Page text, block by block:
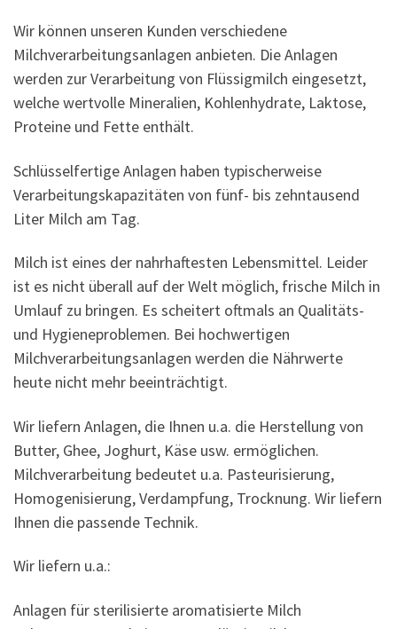
Wir können unseren Kunden verschiedene
Milchverarbeitungsanlagen anbieten. Die Anlagen
werden zur Verarbeitung von Flüssigmilch eingesetzt,
welche wertvolle Mineralien, Kohlenhydrate, Laktose,
Proteine und Fette enthält.
Schlüsselfertige Anlagen haben typischerweise
Verarbeitungskapazitäten von fünf- bis zehntausend
Liter Milch am Tag.
Milch ist eines der nahrhaftesten Lebensmittel. Leider
ist es nicht überall auf der Welt möglich, frische Milch in
Umlauf zu bringen. Es scheitert oftmals an Qualitäts-
und Hygieneproblemen. Bei hochwertigen
Milchverarbeitungsanlagen werden die Nährwerte
heute nicht mehr beeinträchtigt.
Wir liefern Anlagen, die Ihnen u.a. die Herstellung von
Butter, Ghee, Joghurt, Käse usw. ermöglichen.
Milchverarbeitung bedeutet u.a. Pasteurisierung,
Homogenisierung, Verdampfung, Trocknung. Wir liefern
Ihnen die passende Technik.
Wir liefern u.a.:
Anlagen für sterilisierte aromatisierte Milch